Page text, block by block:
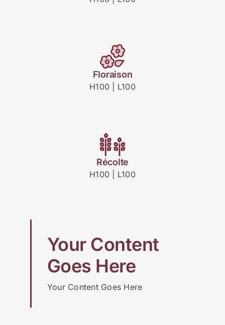
Floraison
H100 | L100
Récolte
H100 | L100
Your Content
Goes Here
Your Content Goes Here